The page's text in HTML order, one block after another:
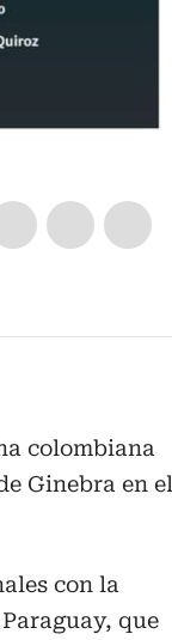
colombiana
Ginebra en el
con la
que